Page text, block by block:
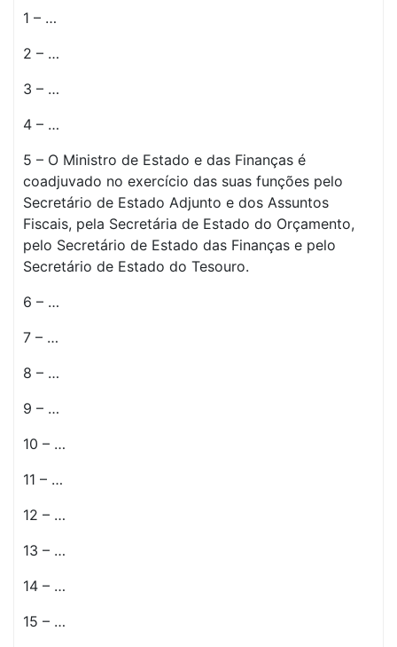
1 – …
2 – …
3 – …
4 – …
5 – O Ministro de Estado e das Finanças é
coadjuvado no exercício das suas funções pelo
Secretário de Estado Adjunto e dos Assuntos
Fiscais, pela Secretária de Estado do Orçamento,
pelo Secretário de Estado das Finanças e pelo
Secretário de Estado do Tesouro.
6 – …
7 – …
8 – …
9 – …
10 – …
11 – …
12 – …
13 – …
14 – …
15 – …